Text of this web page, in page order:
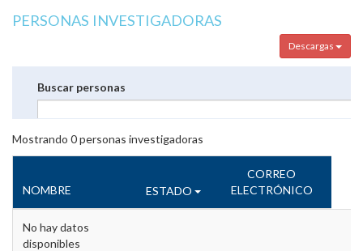
PERSONAS INVESTIGADORAS
Descargas
Buscar personas
Mostrando 0personas investigadoras
NOMBRE ESTADO
CORREO
ELECTRÓNICO
No hay datos
disponibles